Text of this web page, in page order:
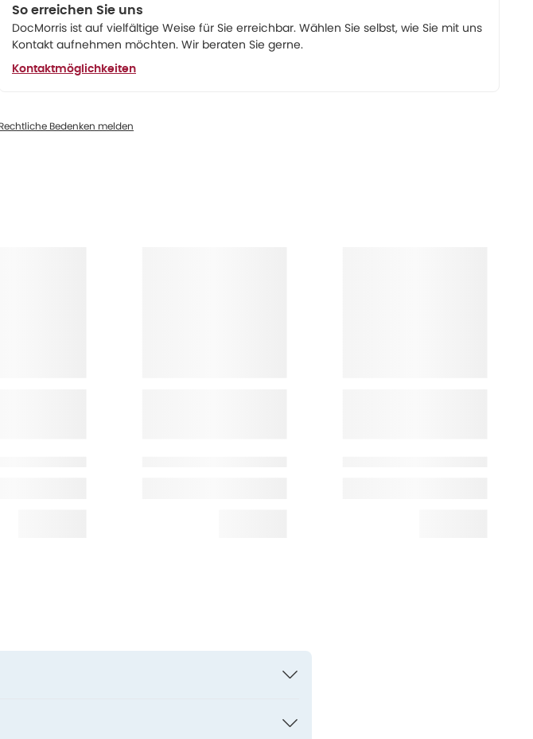
So erreichen Sie uns
DocMorris ist auf vielfältige Weise für Sie erreichbar. Wählen Sie selbst, wie Sie mit uns
Kontakt aufnehmen möchten. Wir beraten Sie gerne.
Kontaktmöglichkeiten
Rechtliche Bedenken melden